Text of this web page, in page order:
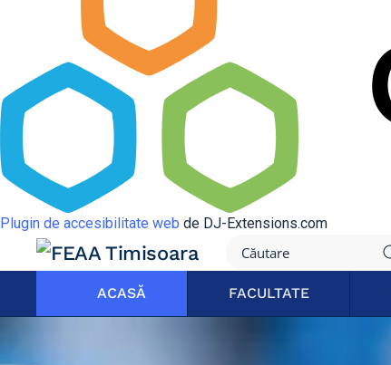
Plugin de accesibilitate web de DJ-Extensions.com
ACASĂ FACULTATE